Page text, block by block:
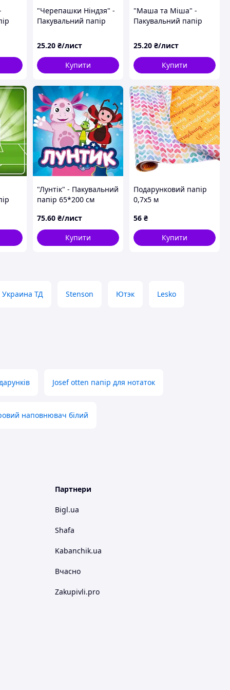
"Черепашки Ніндзя" -
Пакувальний папір
25.20 ₴/лист
Купити
"Маша та Міша" -
Пакувальний папір
25.20 ₴/лист
Купити
"Лунтік" - Пакувальний
папір 65*200 см
75.60 ₴/лист
Купити
Подарунковий папір
0,7х5 м
сердечка та написи"
(дві різні сторони)
56 ₴
Купити
Украина ТД Stenson Ютэк Lesko
Josef otten папір для нотаток
наповнювач білий
Партнери
Bigl.ua
Shafa
Kabanchik.ua
Вчасно
Zakupivli.pro